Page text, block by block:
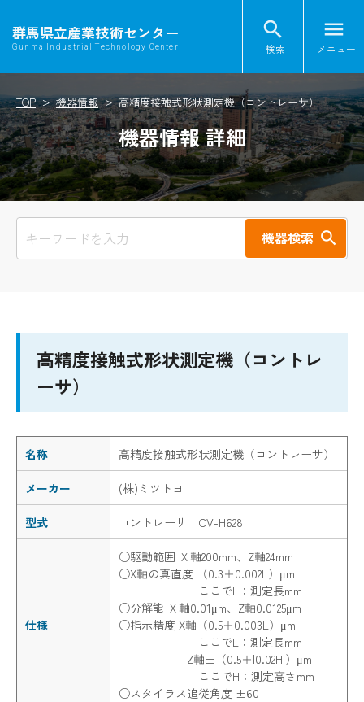
群馬県立産業技術センター
Gunma Industrial Technology Center
search
検索
menu
メニュー
TOP 機器情報 高精度接触式形状測定機（コントレーサ）
機器情報 詳細
機器検索
高精度接触式形状測定機（コントレ
ーサ）
名称 高精度接触式形状測定機（コントレーサ）
メーカー (株)ミツトヨ
型式 コントレーサ CV-H628
仕様
○駆動範囲 Ｘ軸200mm、Z軸24mm
○X軸の真直度 （0.3＋0.002L）μm
ここでL：測定長mm
○分解能 Ｘ軸0.01μm、Z軸0.0125μm
○指示精度 X軸（0.5＋0.003L）μm
ここでL：測定長mm
Z軸±（0.5＋|0.02H|）μm
ここでH：測定高さmm
○スタイラス追従角度 ±60